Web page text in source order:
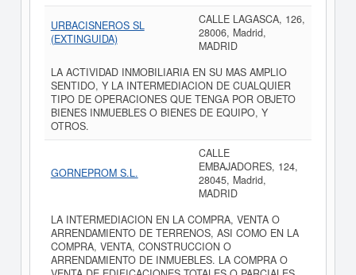
URBACISNEROS SL
(EXTINGUIDA)
CALLE LAGASCA, 126,
28006, Madrid,
MADRID
LA ACTIVIDAD INMOBILIARIA EN SU MAS AMPLIO
SENTIDO, Y LA INTERMEDIACION DE CUALQUIER
TIPO DE OPERACIONES QUE TENGA POR OBJETO
BIENES INMUEBLES O BIENES DE EQUIPO, Y
OTROS.
GORNEPROM S.L.
CALLE
EMBAJADORES, 124,
28045, Madrid,
MADRID
LA INTERMEDIACION EN LA COMPRA, VENTA O
ARRENDAMIENTO DE TERRENOS, ASI COMO EN LA
COMPRA, VENTA, CONSTRUCCION O
ARRENDAMIENTO DE INMUEBLES. LA COMPRA O